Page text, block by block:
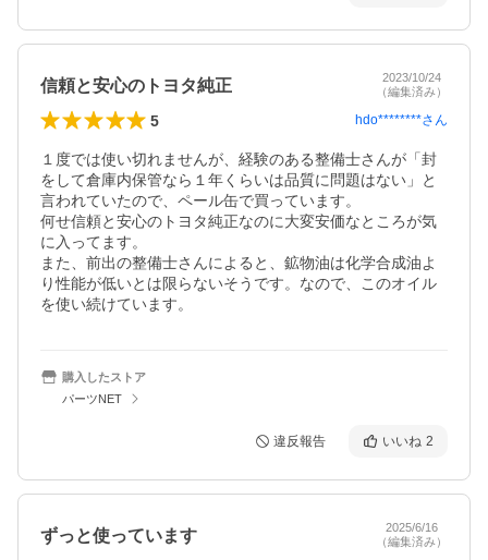
信頼と安心のトヨタ純正
2023/10/24
（編集済み）
5 hdo********さん
１度では使い切れませんが、経験のある整備士さんが「封
をして倉庫内保管なら１年くらいは品質に問題はない」と
言われていたので、ペール缶で買っています。
何せ信頼と安心のトヨタ純正なのに大変安価なところが気
に入ってます。
また、前出の整備士さんによると、鉱物油は化学合成油よ
り性能が低いとは限らないそうです。なので、このオイル
を使い続けています。
購入したストア
パーツNET
違反報告 いいね 2
ずっと使っています
2025/6/16
（編集済み）